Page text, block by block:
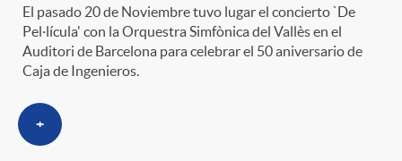
El pasado 20 de Noviembre tuvo lugar el concierto `De
Pel·lícula' con la Orquestra Simfònica del Vallès en el
Auditori de Barcelona para celebrar el 50 aniversario de
Caja de Ingenieros.
+